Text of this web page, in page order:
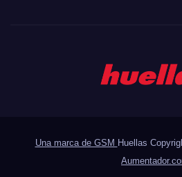
Una marca de GSM Huellas